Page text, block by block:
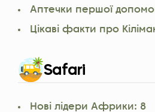
Аптечки першої
Цікаві факти про
Safari
Нові лідери Африки: 8